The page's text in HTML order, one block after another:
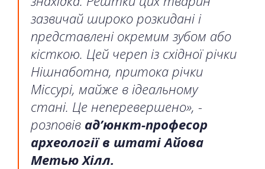
зазвичай широко розкидані і
представлені окремим зубом або
кісткою. Цей череп із східної річки
Нішнаботна, притока річки
Міссурі, майже в ідеальному
стані. Це неперевершено», -
розповів ад’юнкт-професор
археології в штаті Айова
Метью Хілл.